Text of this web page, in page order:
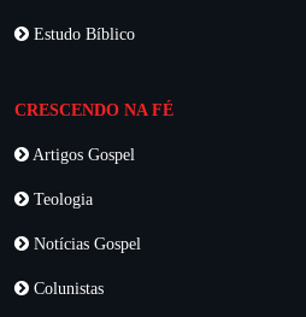
Estudo Bíblico
CRESCENDO NA FÉ
Artigos Gospel
Teologia
Notícias Gospel
Colunistas